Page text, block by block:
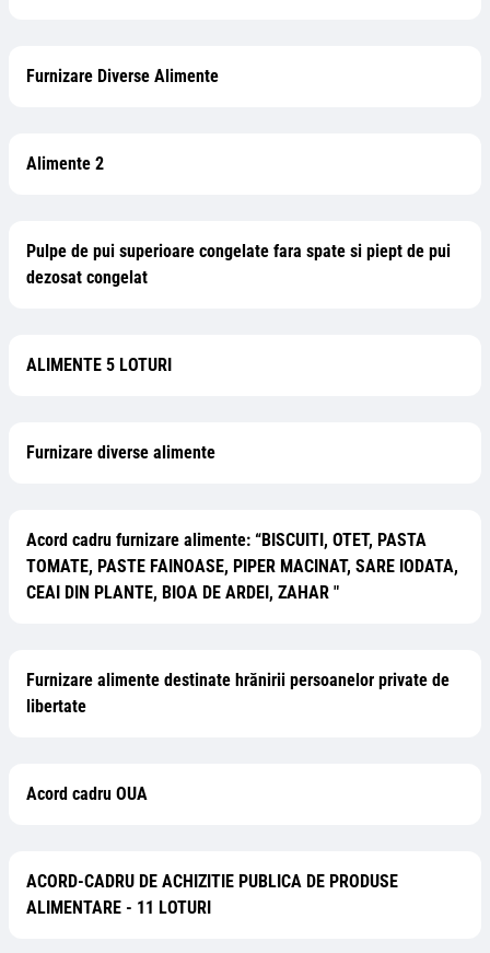
Furnizare Diverse Alimente
Alimente 2
Pulpe de pui superioare congelate fara spate si piept de pui
dezosat congelat
ALIMENTE 5 LOTURI
Furnizare diverse alimente
Acord cadru furnizare alimente: “BISCUITI, OTET, PASTA
TOMATE, PASTE FAINOASE, PIPER MACINAT, SARE IODATA,
CEAI DIN PLANTE, BIOA DE ARDEI, ZAHAR "
Furnizare alimente destinate hrănirii persoanelor private de
libertate
Acord cadru OUA
ACORD-CADRU DE ACHIZITIE PUBLICA DE PRODUSE
ALIMENTARE - 11 LOTURI